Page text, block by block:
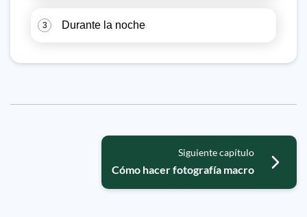
3 Durante la noche
Siguiente capítulo
Cómo hacer fotografía macro